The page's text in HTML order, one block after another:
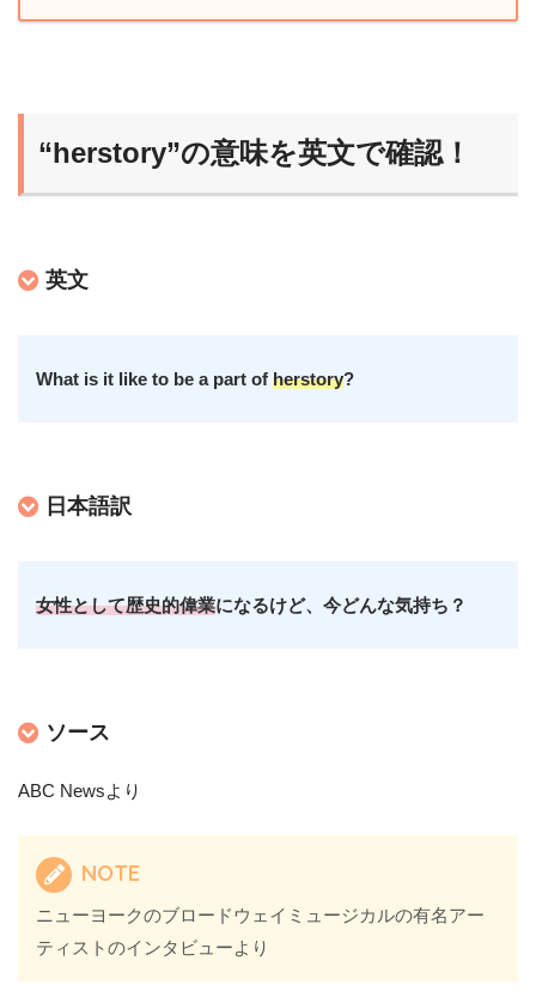
“herstory”の意味を英文で確認！
英文
What is it like to be a part ofherstory?
日本語訳
女性として歴史的偉業になるけど、今どんな気持ち？
ソース
ABC Newsより
NOTE
ニューヨークのブロードウェイミュージカルの有名アー
ティストのインタビューより